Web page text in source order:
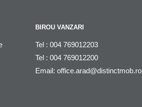
BIROU VANZARI
Tel : 004 769012203
Tel : 004 769012200
Email: office.arad@distinctmob.ro